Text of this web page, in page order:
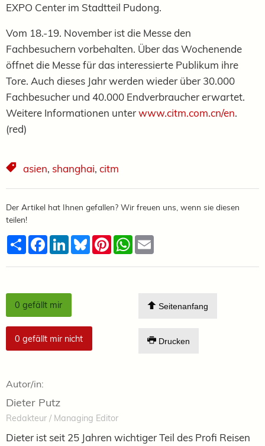
EXPO Center im Stadtteil Pudong.
Vom 18.-19. November ist die Messe den
Fachbesuchern vorbehalten. Über das Wochenende
öffnet die Messe für das interessierte Publikum ihre
Tore. Auch dieses Jahr werden wieder über 30.000
Fachbesucher und 40.000 Endverbraucher erwartet.
Weitere Informationen unterwww.citm.com.cn/en.
(red)
asien, shanghai, citm
Der Artikel hat Ihnen gefallen? Wir freuen uns, wenn sie diesen
teilen!
TeilenFacebook
LinkedInBlueskyPinterestWhatsApp
0 gefällt mir
0 gefällt mir nicht
Seitenanfang
Drucken
Autor/in:
Dieter Putz
Redakteur / Managing Editor
Dieter ist seit 25 Jahren wichtiger Teil des Profi Reisen